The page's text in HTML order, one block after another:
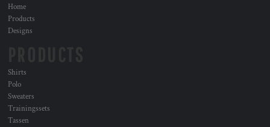
Home
Products
Designs
Shirts
Polo
Sweaters
Trainingssets
Tassen